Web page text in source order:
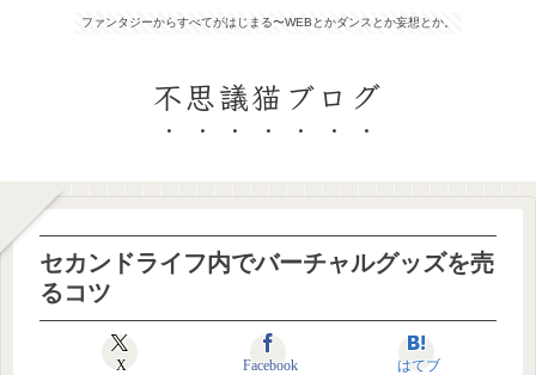
ファンタジーからすべてがはじまる〜WEBとかダンスとか妄想とか。
不思議猫ブログ
セカンドライフ内でバーチャルグッズを売
るコツ
X Facebook はてブ